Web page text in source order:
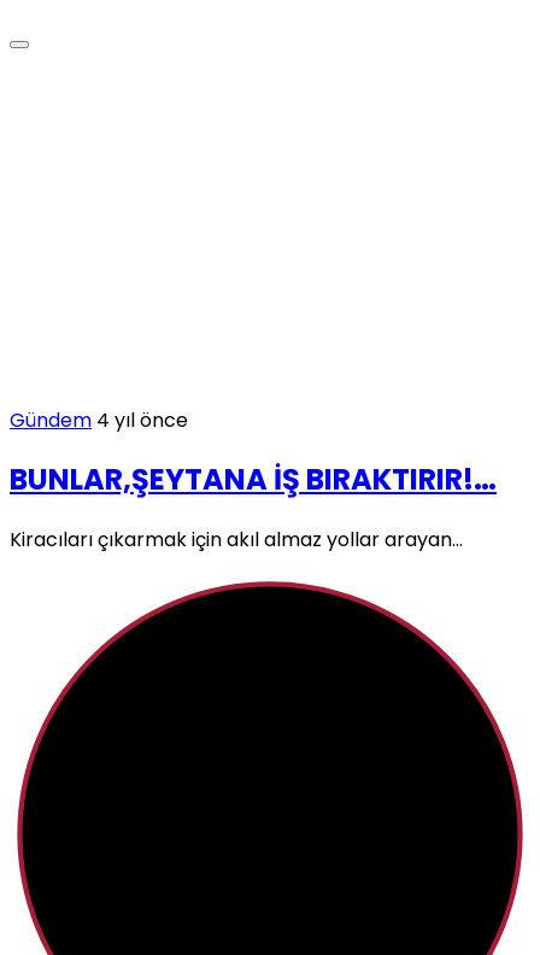
Gündem 4 yıl önce
BUNLAR,ŞEYTANA İŞ BIRAKTIRIR!…
Kiracıları çıkarmak için akıl almaz yollar arayan...